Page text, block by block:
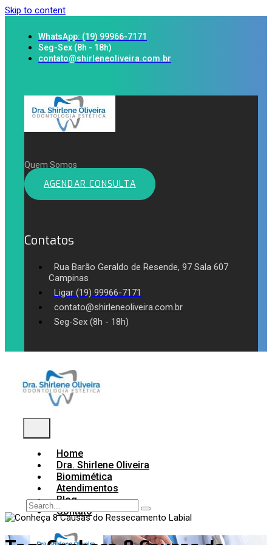
Skip to content
WhatsApp: (19) 99966-7171
Seg-Sex (8h - 18h)
contato@shirleneoliveira.com.br
Quem Somos
AGENDAR CONSULTA
Contatos
Rua Barão Geraldo de Resende, 97 Sala 607
Campinas
Ligar (19) 99966-7171
contato@shirleneoliveira.com.br
Seg-Sex (8h - 18h)
Home
Dra. Shirlene Oliveira
Biomimética
Atendimentos
Blog
Contato